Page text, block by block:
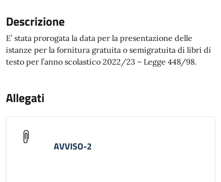
Descrizione
E’ stata prorogata la data per la presentazione delle
istanze per la fornitura gratuita o semigratuita di libri di
testo per l’anno scolastico 2022/23 – Legge 448/98.
Allegati
AVVISO-2